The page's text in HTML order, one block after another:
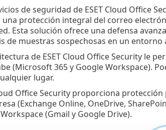
de seguridad de ESET Cloud Office
protección integral del correo
Esta solución ofrece una defensa
de muestras sospechosas en un entorno
de ESET Cloud Office Security le
(Microsoft 365 y Google Workspace).
lugar.
Office Security proporciona
(Exchange Online, OneDrive,
(Gmail y Google Drive).